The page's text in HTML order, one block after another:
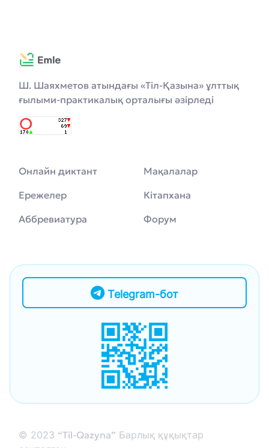
Ш. Шаяхметов атындағы «Тіл-Қазына» ұлттық
ғылыми-практикалық орталығы әзірледі
Онлайн диктант
Мақалалар
Ережелер
Кітапхана
Аббревиатура
Форум
Telegram-бот
© 2023 “Til-Qazyna” Барлық құқықтар